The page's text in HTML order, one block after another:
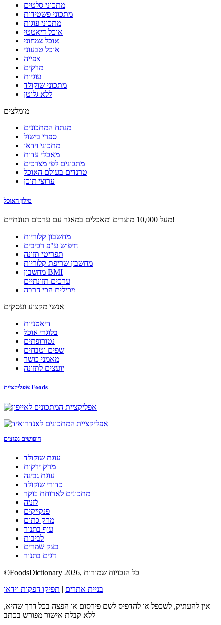
מתכוני סלטים
מתכוני פשטידות
מתכוני עוגות
אוכל דיאטטי
אוכל צמחוני
אוכל טבעוני
אפייה
מרקים
עוגיות
מתכוני שוקולד
ללא גלוטן
מומלצים
מנתח המתכונים
ספרי בישול
מתכוני וידאו
מאכלי עדות
מתכונים לפי מצרכים
טרנדים בעולם האוכל
ערוצי תוכן
מילון האוכל
מעל 10,000 מוצרים ומאכלים במאגר עם ערכים תזונתיים!
מחשבון קלוריות
חיפוש ע"פ רכיבים
תפריטי תזונה
מחשבון שריפת קלוריות
מחשבון BMI
ערכים תזונתיים
מכילים הכי הרבה
אנשי מקצוע ועסקים
דיאטניות
בלוגרי אוכל
נטורופתים
שפים וטבחים
מאמני כושר
יועצים לתזונה
אפליקציית Foods
חיפושים נפוצים
עוגת שוקולד
מרק ירקות
עוגת גבינה
כדורי שוקולד
מתכונים לארוחת בוקר
לזניה
פנקייקים
מרק כתום
עוף בתנור
לביבות
בצק שמרים
דגים בתנור
©FoodsDictionary 2026, כל הזכויות שמורות
בניית אתרים | תפיקו הפקות וידאו
אין להעתיק, לשכפל או להדפיס לשם פירסום או הפצה בכל דרך שהיא,
ללא קבלת אישור מפורש בכתב